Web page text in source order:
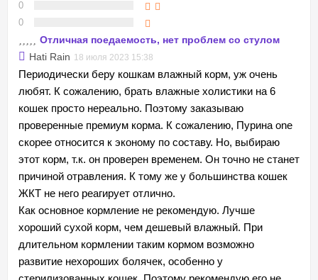
0
0
Отличная поедаемость, нет проблем со стулом
Hati Rain 18 июля 2023 15:38
Периодически беру кошкам влажный корм, уж очень
любят. К сожалению, брать влажные холистики на 6
кошек просто нереально. Поэтому заказываю
проверенные премиум корма. К сожалению, Пурина one
скорее относится к эконому по составу. Но, выбираю
этот корм, т.к. он проверен временем. Он точно не станет
причиной отравления. К тому же у большинства кошек
ЖКТ не него реагирует отлично.
Как основное кормление не рекомендую. Лучше
хороший сухой корм, чем дешевый влажный. При
длительном кормлении таким кормом возможно
развитие нехороших болячек, особенно у